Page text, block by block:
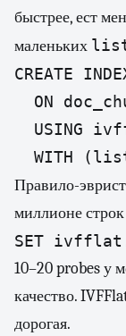
быстрее, ест
маленьких
CREATE
ON
USING
WITH
Правило-
миллионе
SET
10–20 probes у
качество.
дорогая.